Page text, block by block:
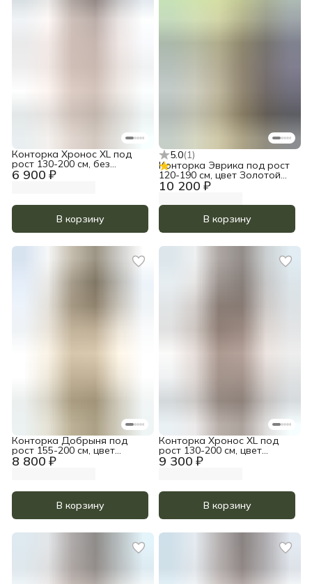
6 900 ₽
Конторка Хронос XL под
рост 130-200 см, без
покрытия
В корзину
5.0(1)
10 200 ₽
Конторка Эврика под рост
120-190 см, цвет Золотой
дуб
В корзину
8 800 ₽
Конторка Добрыня под
рост 155-200 см, цвет
Золотой дуб
В корзину
9 300 ₽
Конторка Хронос XL под
рост 130-200 см, цвет
Золотой дуб
В корзину